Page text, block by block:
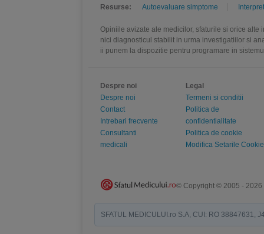
Resurse: Autoevaluare simptome
Opiniile avizate ale medicilor, sfaturile si orice
nici diagnosticul stabilit in urma investigatiilor si
ii punem la dispozitie pentru programare in
Despre noi
Despre noi
Contact
Intrebari frecvente
Consultanti
medicali
Legal
Termeni si conditii
Politica de
confidentialitate
Politica de cookie
Modifica Setarile Cookie
© Copyright © 2005 - 2026
SFATUL MEDICULUI.ro S.A, CUI: RO 38847631,